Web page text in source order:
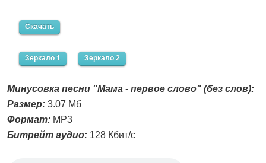
Скачать
Зеркало 1 Зеркало 2
Минусовка песни "Мама - первое слово" (без слов):
Размер: 3.07 Мб
Формат: MP3
Битрейт аудио: 128 Кбит/с